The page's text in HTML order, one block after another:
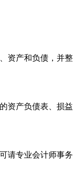
资产和负债，并整
资产负债表、损益
请专业会计师事务